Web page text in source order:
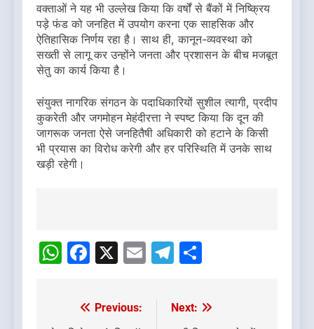
वक्ताओं ने यह भी उल्लेख किया कि वर्षों से बैंकों में निष्क्रिय
पड़े फंड को जनहित में उपयोग करना एक साहसिक और
ऐतिहासिक निर्णय रहा है। साथ ही, कानून-व्यवस्था को
सख्ती से लागू कर उन्होंने जनता और प्रशासन के बीच मजबूत
सेतु का कार्य किया है।
संयुक्त नागरिक संगठन के पदाधिकारियों सुशील त्यागी, प्रदीप
कुकरेती और जगमोहन मेहंदीरत्ता ने स्पष्ट किया कि दून की
जागरूक जनता ऐसे जनहितैषी अधिकारी को हटाने के किसी
भी प्रयास का विरोध करेगी और हर परिस्थिति में उनके साथ
खड़ी रहेगी।
navigation
WhatsApp
Facebook
X EmailTelegram
Post
Previous:
Next: